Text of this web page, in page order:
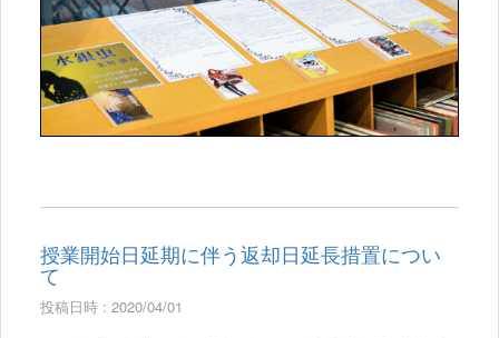
授業開始日延期に伴う返却日延長措置につい
て
投稿日時 : 2020/04/01